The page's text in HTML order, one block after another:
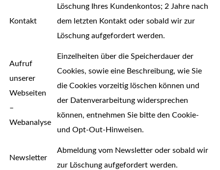
Kontakt
Löschung Ihres Kundenkontos; 2 Jahre nach
dem letzten Kontakt oder sobald wir zur
Löschung aufgefordert werden.
Aufruf
unserer
Webseiten
–
Webanalyse
Einzelheiten über die Speicherdauer der
Cookies, sowie eine Beschreibung, wie Sie
die Cookies vorzeitig löschen können und
der Datenverarbeitung widersprechen
können, entnehmen Sie bitte den Cookie-
und Opt-Out-Hinweisen.
Newsletter
Abmeldung vom Newsletter oder sobald wir
zur Löschung aufgefordert werden.